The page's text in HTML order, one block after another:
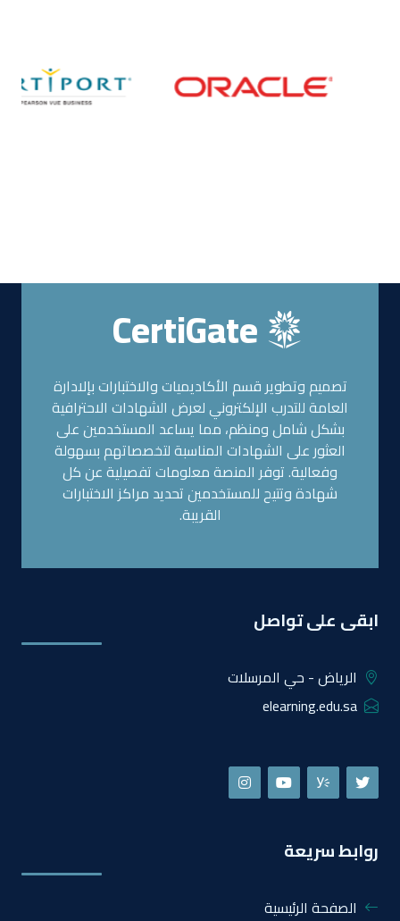
CertiGate
تصميم وتطوير قسم الأكاديميات والاختبارات بإلادارة
العامة للتدرب الإلكتروني لعرض الشهادات الاحترافية
بشكل شامل ومنظم، مما يساعد المستخدمين على
العثور على الشهادات المناسبة لتخصصاتهم بسهولة
وفعالية. توفر المنصة معلومات تفصيلية عن كل
شهادة وتتيح للمستخدمين تحديد مراكز الاختبارات
القريبة.
ابقى على تواصل
الرياض - حي المرسلات
elearning.edu.sa
روابط سريعة
الصفحة الرئيسية